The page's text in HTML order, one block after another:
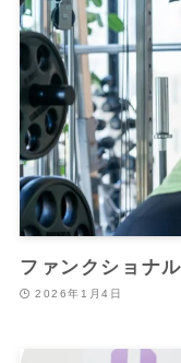
ファンクショナ
2026年1月4日